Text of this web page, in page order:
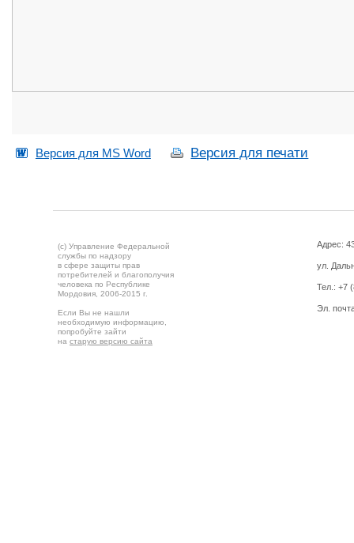
Версия для MS Word Версия для печати
(c) Управление Федеральной
службы по надзору
в сфере защиты прав
потребителей и благополучия
человека по Республике
Мордовия, 2006-2015 г.
Если Вы не нашли
необходимую информацию,
попробуйте зайти
на старую версию сайта
Адрес:
ул.
Тел.: +7
Эл.